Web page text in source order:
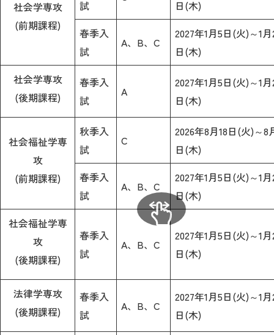
社会学専攻
(前期課程)
試
日(木)
春季入
試
A、B、C
2027年1月5日(火)～1月
日(木)
社会学専攻
(後期課程)
春季入
試
A
2027年1月5日(火)～1月
日(木)
社会福祉学専
攻
(前期課程)
秋季入
試
C
2026年8月18日(火)～8
日(木)
春季入
試
A、B、C
2027年1月5日(火)～1月
日(木)
社会福祉学専
攻
(後期課程)
春季入
試
A、B、C
2027年1月5日(火)～1月
日(木)
法律学専攻
(後期課程)
春季入
試
A、B、C
2027年1月5日(火)～1月
日(木)